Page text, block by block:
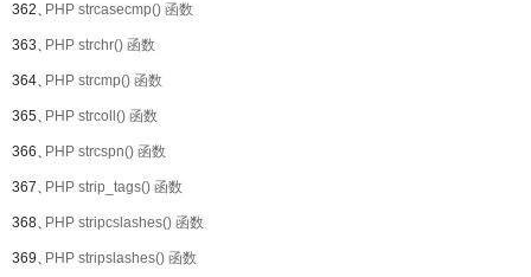
362、PHP strcasecmp() 函数
363、PHP strchr() 函数
364、PHP strcmp() 函数
365、PHP strcoll() 函数
366、PHP strcspn() 函数
367、PHP strip_tags() 函数
368、PHP stripcslashes() 函数
369、PHP stripslashes() 函数